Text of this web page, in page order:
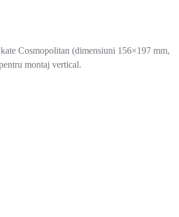
Cosmopolitan (dimensiuni 156×197 mm,
montaj vertical.